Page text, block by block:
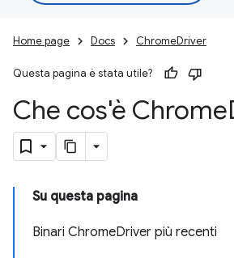
Home page Docs ChromeDriver
Questa pagina è stata utile?
Che cos'è Chrome
Su questa pagina
Binari ChromeDriver più recenti